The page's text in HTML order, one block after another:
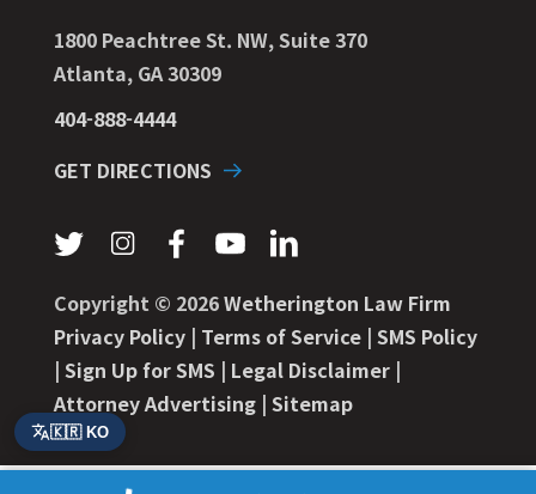
1800 Peachtree St. NW, Suite 370
Atlanta, GA 30309
404-888-4444
GET DIRECTIONS
Follow us on Twitter
Follow us on Instagram
Follow us on Facebook
Subscribe on YouTube
Connect on LinkedIn
Copyright © 2026Wetherington Law Firm
Privacy Policy| Terms of Service| SMS Policy
| Sign Up for SMS | Legal Disclaimer|
Attorney Advertising| Sitemap
🇰🇷 KO